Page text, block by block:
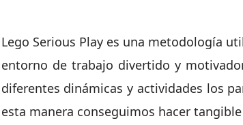
Lego Serious Play es una metodología
entorno de trabajo divertido y
diferentes dinámicas y actividades los
esta manera conseguimos hacer